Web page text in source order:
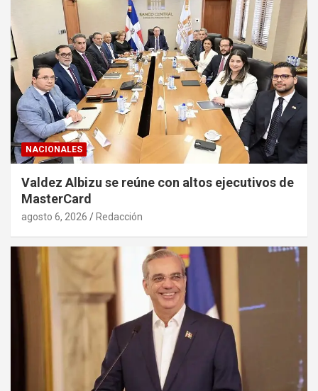
NACIONALES
Valdez Albizu se reúne con altos ejecutivos de
MasterCard
agosto 6, 2026 Redacción